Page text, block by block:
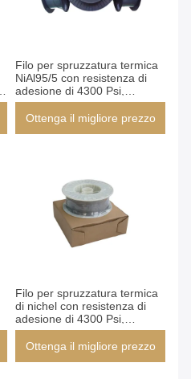
Filo per spruzzatura termica
NiAl95/5 con resistenza di
adesione di 4300 Psi,
efficienza di deposito del
70% e 15 kg per bobina
Ottenga il migliore prezzo
Filo per spruzzatura termica
di nichel con resistenza di
adesione di 4300 Psi,
efficienza di deposito del
70% e nessun materiale
Ottenga il migliore prezzo